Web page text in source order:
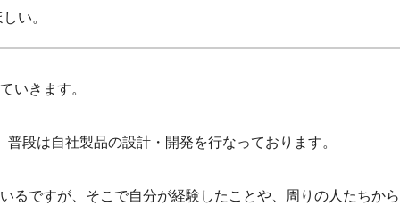
い。
いきます。
段は自社製品の設計・開発を行なっております。
るですが、そこで自分が経験したことや、周りの人たちか